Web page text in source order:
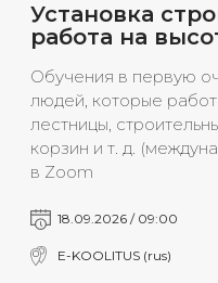
Установка
работа на
Обучения в первую
людей, которые
лестницы,
корзин и т. д.
в Zoom
18.09.2026 / 09:00
E-KOOLITUS (rus)